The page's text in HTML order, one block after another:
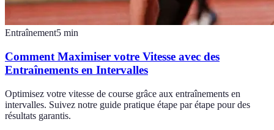
Entraînement5 min
Comment Maximiser votre Vitesse avec des
Entraînements en Intervalles
Optimisez votre vitesse de course grâce aux entraînements en
intervalles. Suivez notre guide pratique étape par étape pour des
résultats garantis.